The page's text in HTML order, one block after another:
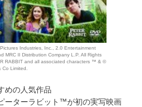
Industries, Inc., 2.0 Entertainment
MRC II Distribution Company L.P. All Rights
RABBIT and all associated characters ™ & ©
Co Limited.
めの人気作品
ーターラビット™が初の実写映画